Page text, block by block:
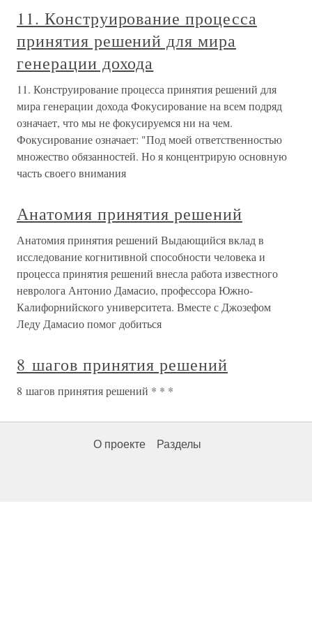
11. Конструирование процесса
принятия решений для мира
генерации дохода
11. Конструирование процесса принятия решений для
мира генерации дохода Фокусирование на всем подряд
означает, что мы не фокусируемся ни на чем.
Фокусирование означает: "Под моей ответственностью
множество обязанностей. Но я концентрирую основную
часть своего внимания
Анатомия принятия решений
Анатомия принятия решений Выдающийся вклад в
исследование когнитивной способности человека и
процесса принятия решений внесла работа известного
невролога Антонио Дамасио, профессора Южно-
Калифорнийского университета. Вместе с Джозефом
Леду Дамасио помог добиться
8 шагов принятия решений
8 шагов принятия решений * * *
О проекте Разделы